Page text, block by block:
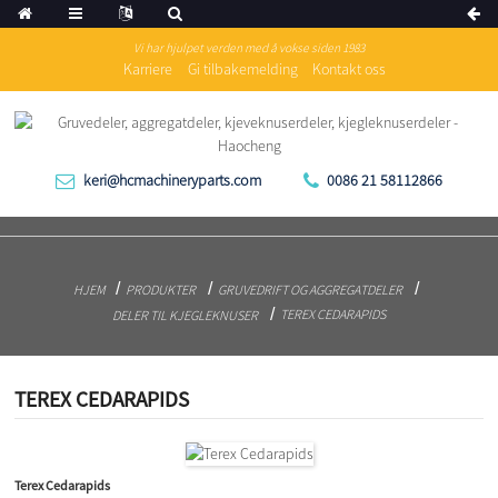
Vi har hjulpet verden med å vokse siden 1983
Karriere Gi tilbakemelding Kontakt oss
keri@hcmachineryparts.com 0086 21 58112866
HJEM PRODUKTER
GRUVEDRIFT OG AGGREGATDELER
DELER TIL KJEGLEKNUSER
TEREX CEDARAPIDS
TEREX CEDARAPIDS
Terex Cedarapids